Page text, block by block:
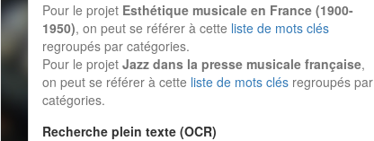
Pour le projet Esthétique musicale en France (1900-
1950), on peut se référer à cette liste de mots clés
regroupés par catégories.
Pour le projet Jazz dans la presse musicale française,
on peut se référer à cette liste de mots clés regroupés par
catégories.
Recherche plein texte (OCR)